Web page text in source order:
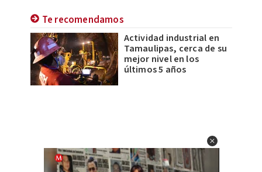
Te recomendamos
Actividad industrial en
Tamaulipas, cerca de su
mejor nivel en los
últimos 5 años